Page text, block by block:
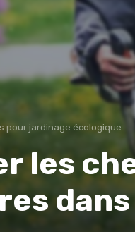
pour jardinage écologique
les